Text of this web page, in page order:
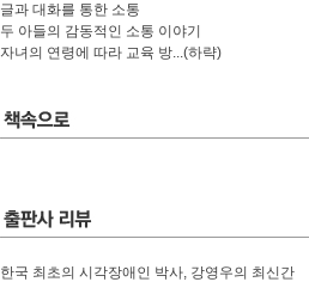
글과 대화를 통한 소통
두 아들의 감동적인 소통 이야기
자녀의 연령에 따라 교육 방...(하략)
한국 최초의 시각장애인 박사, 강영우의 최신간